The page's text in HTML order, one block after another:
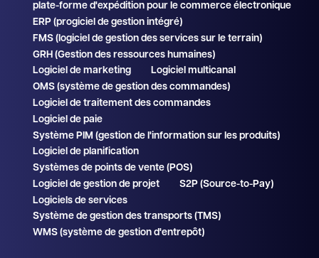
plate-forme d'expédition pour le commerce électronique
ERP (progiciel de gestion intégré)
FMS (logiciel de gestion des services sur le terrain)
GRH (Gestion des ressources humaines)
Logiciel de marketing
Logiciel multicanal
OMS (système de gestion des commandes)
Logiciel de traitement des commandes
Logiciel de paie
Système PIM (gestion de l'information sur les produits)
Logiciel de planification
Systèmes de points de vente (POS)
Logiciel de gestion de projet
S2P (Source-to-Pay)
Logiciels de services
Système de gestion des transports (TMS)
WMS (système de gestion d'entrepôt)